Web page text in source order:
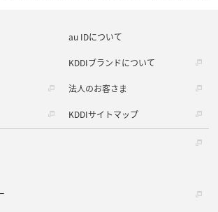
au IDについて
KDDIブランドについて
法人のお客さま
KDDIサイトマップ